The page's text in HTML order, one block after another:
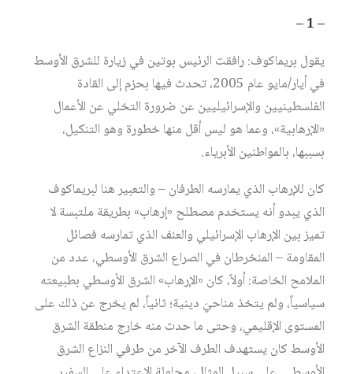
– 1 –
يقول بريماكوف: رافقت الرئيس بوتين في زيارة للشرق الأوسط
في أيار/مايو عام 2005، تحدث فيها بحزم إلى القادة
الفلسطينيين والإسرائيليين عن ضرورة التخلي عن الأعمال
«الإرهابية»، وعما هو ليس أقل منها خطورة وهو التنكيل،
بسببها، بالمواطنين الأبرياء.
كان للإرهاب الذي يمارسه الطرفان – والتعبير هنا لبريماكوف
الذي يبدو أنه يستخدم مصطلح «إرهاب» بطريقة ملتبسة لا
تميز بين الإرهاب الإسرائيلي والعنف الذي تمارسه فصائل
المقاومة – المنخرطان في الصراع الشرق الأوسطي، عدد من
الملامح الخاصة: أولاً، كان «الإرهاب» الشرق الأوسطي بطبيعته
سياسياً، ولم يتخذ مناحيَ دينية؛ ثانياً، لم يخرج عن ذلك على
المستوى الإقليمي، وحتى ما حدث منه خارج منطقة الشرق
الأوسط كان يستهدف الطرف الآخر من طرفي النزاع الشرق